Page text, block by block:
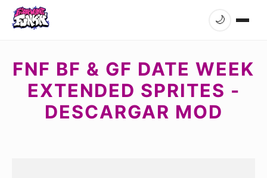
🌙
FNF BF & GF DATE WEEK
EXTENDED SPRITES -
DESCARGAR MOD